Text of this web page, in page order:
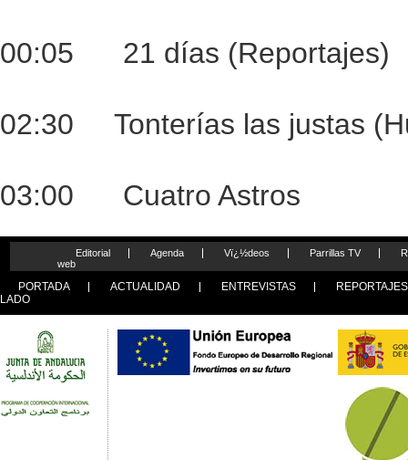
00:05 21 días (Reportajes)
02:30 Tonterías las justas
03:00 Cuatro Astros
Editorial Agenda Vï¿½deos Parrillas TV
web
PORTADA ACTUALIDAD ENTREVISTAS
REPORTAJES
LADO